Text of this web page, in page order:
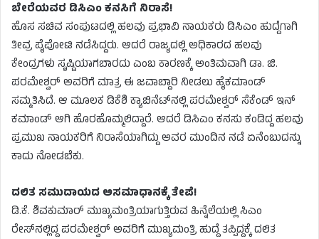
ಬೇರೆಯವರ ಡಿಸಿಎಂ ಕನಸಿಗೆ ನಿರಾಸೆ!
ಹೊಸ ಸಚಿವ ಸಂಪುಟದಲ್ಲಿ ಹಲವು ಪ್ರಭಾವಿ ನಾಯಕರು ಡಿಸಿಎಂ ಹುದ್ದೆಗಾಗಿ
ತೀವ್ರ ಪೈಪೋಟಿ ನಡೆಸಿದ್ದರು. ಆದರೆ ರಾಜ್ಯದಲ್ಲಿ ಅಧಿಕಾರದ ಹಲವು
ಕೇಂದ್ರಗಳು ಸೃಷ್ಟಿಯಾಗಬಾರದು ಎಂಬ ಕಾರಣಕ್ಕೆ ಅಂತಿಮವಾಗಿ ಡಾ. ಜಿ.
ಪರಮೇಶ್ವರ್ ಅವರಿಗೆ ಮಾತ್ರ ಈ ಜವಾಬ್ದಾರಿ ನೀಡಲು ಹೈಕಮಾಂಡ್
ಸಮ್ಮತಿಸಿದೆ. ಆ ಮೂಲಕ ಡಿಕೆಶಿ ಕ್ಯಾಬಿನೆಟ್‌ನಲ್ಲಿ ಪರಮೇಶ್ವರ್ ಸೆಕೆಂಡ್ ಇನ್
ಕಮಾಂಡ್ ಆಗಿ ಹೊರಹೊಮ್ಮಲಿದ್ದಾರೆ. ಆದರೆ ಡಿಸಿಎಂ ಕನಸು ಕಂಡಿದ್ದ ಹಲವು
ಪ್ರಮುಖ ನಾಯಕರಿಗೆ ನಿರಾಸೆಯಾಗಿದ್ದು ಅವರ ಮುಂದಿನ ನಡೆ ಏನೆಂಬುದನ್ನು
ಕಾದು ನೋಡಬೆಕು.
ದಲಿತ ಸಮುದಾಯದ ಅಸಮಾಧಾನಕ್ಕೆ ತೇಪೆ!
ಡಿ.ಕೆ. ಶಿವಕುಮಾರ್ ಮುಖ್ಯಮಂತ್ರಿಯಾಗುತ್ತಿರುವ ಹಿನ್ನೆಲೆಯಲ್ಲಿ ಸಿಎಂ
ರೇಸ್‌ನಲ್ಲಿದ್ದ ಪರಮೇಶ್ವರ್ ಅವರಿಗೆ ಮುಖ್ಯಮಂತ್ರಿ ಹುದ್ದೆ ತಪ್ಪಿದ್ದಕ್ಕೆ ದಲಿತ